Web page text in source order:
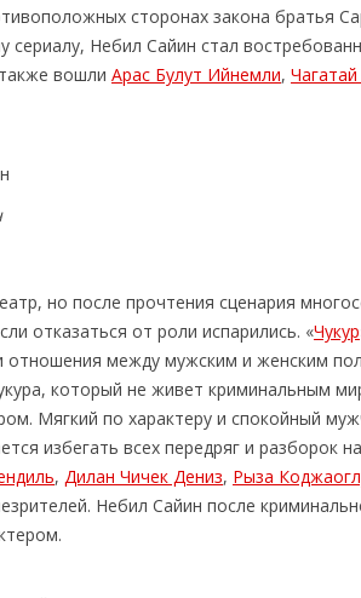
сторонах закона братья
сериалу, Небил Сайин стал
вошли Арас Булут Ийнемли,
но после прочтения сценария
отказаться от роли испарились. «Чукур
отношения между мужским и женским
который не живет криминальным
Мягкий по характеру и спокойный
избегать всех передряг и разборок
, Дилан Чичек Дениз, Рыза
Небил Сайин после